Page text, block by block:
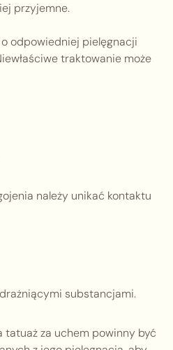
przyjemne.
odpowiedniej pielęgnacji
traktowanie może
należy unikać kontaktu
substancjami.
za uchem powinny być